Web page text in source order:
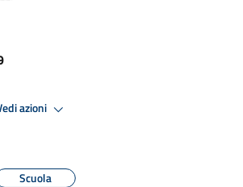
azioni
Scuola